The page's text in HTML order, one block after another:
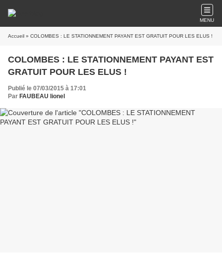
MENU
Accueil » COLOMBES : LE STATIONNEMENT PAYANT EST GRATUIT POUR LES ELUS !
COLOMBES : LE STATIONNEMENT PAYANT EST
GRATUIT POUR LES ELUS !
Publié le 07/03/2015 à 17:01
Par FAUBEAU lionel